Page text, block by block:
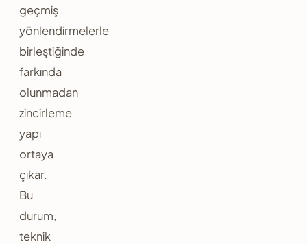
geçmiş
yönlendirmelerle
birleştiğinde
farkında
olunmadan
zincirleme
yapı
ortaya
çıkar.
Bu
durum,
teknik